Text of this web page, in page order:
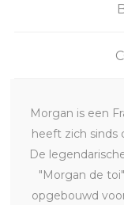
Morgan is een
heeft zich sinds
De
"Morgan de
opgebouwd